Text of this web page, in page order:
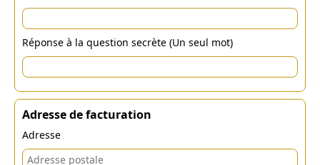
Réponse à la question secrète (Un seul mot)
Adresse de facturation
Adresse